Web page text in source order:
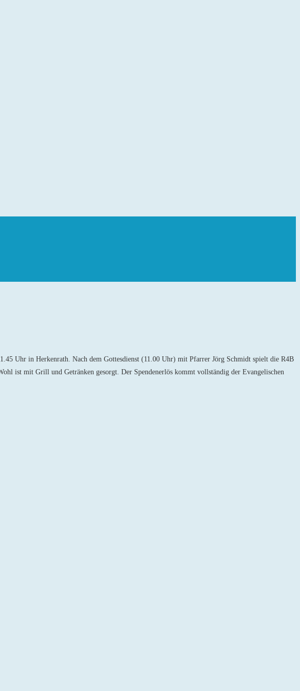
Uhr in Herkenrath. Nach dem Gottesdienst (11.00 Uhr) mit Pfarrer Jörg Schmidt spielt die R4B
ist mit Grill und Getränken gesorgt. Der Spendenerlös kommt vollständig der Evangelischen